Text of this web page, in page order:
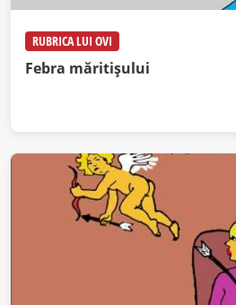
RUBRICA LUI OVI
Febra măritișului